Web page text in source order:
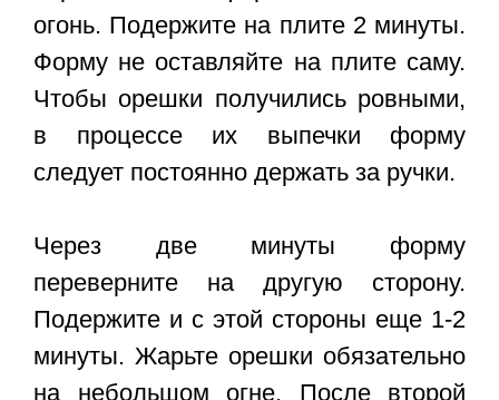
огонь. Подержите на плите 2 минуты.
Форму не оставляйте на плите саму.
Чтобы орешки получились ровными,
в процессе их выпечки форму
следует постоянно держать за ручки.
Через две минуты форму
переверните на другую сторону.
Подержите и с этой стороны еще 1-2
минуты. Жарьте орешки обязательно
на небольшом огне. После второй